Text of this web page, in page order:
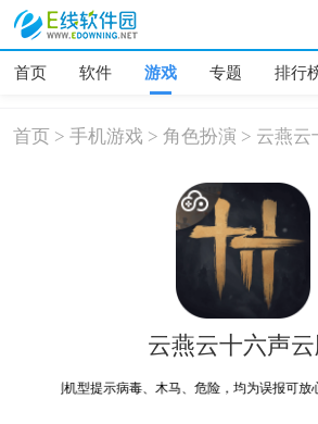
首页 软件 游戏 专题 排行
首页 >手机游戏 >角色扮演 > 云燕云
云燕云十六声云
个别机型提示病毒、木马、危险，均为误报可放心下载